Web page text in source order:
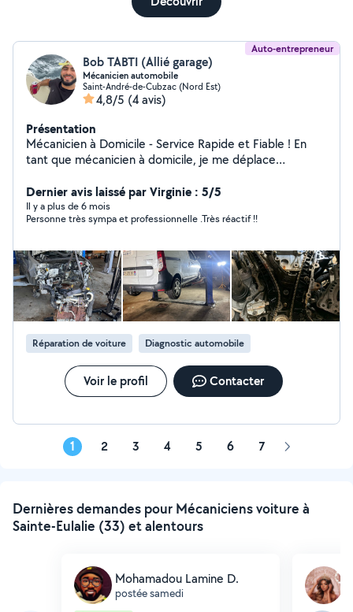
Auto-entrepreneur
Bob TABTI (Allié garage)
Mécanicien automobile
Saint-André-de-Cubzac (Nord Est)
4,8/5 (4 avis)
Présentation
Mécanicien à Domicile - Service Rapide et Fiable ! En
tant que mécanicien à domicile, je me déplace
réparations et entretiens nécessaires, en toute sécurité
et à des tarifs compétitifs. Mes services : Entretien
courant : vidange, remplacement des filtres, bougies,
remplacement des pièces, réparations diverses.
Système de freinage; Batterie : contrôle, remplacement
et diagnostic. Réparations diverses : échappement,
suspension, direction... Déplacement à domicile ou sur
votre lieu de travail Devis gratuit et transparent Service
rapide et efficace. Tarifs abordables et adaptés à tous
les budgets. Vidange filtre à huile : 30 Révision
complète : 80 Embrayage à partir de 200 Distribution à
partir de 130 Disques et plaquettes 50 Diag à domicile
50 Nettoyage fap 80
Dernier avis laissé par Virginie : 5/5
Il y a plus de 6 mois
Personne très sympa et professionnelle .Très réactif !!
Réparation de voiture Diagnostic automobile
Voir le profil Contacter
1 2 3 4 5 6 7 Page
Dernières demandes pour Mécaniciens voiture à
Sainte-Eulalie (33) et alentours
Mohamadou Lamine D.
postée samedi